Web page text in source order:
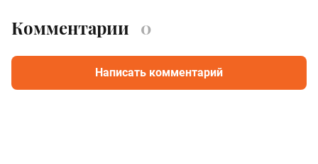
Комментарии 0
Написать комментарий